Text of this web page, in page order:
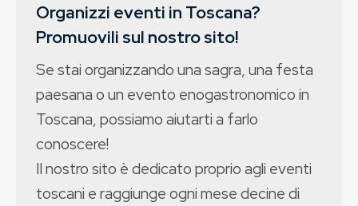
Organizzi eventi in Toscana?
Promuovili sul nostro sito!
Se stai organizzando una sagra, una festa
paesana o un evento enogastronomico in
Toscana, possiamo aiutarti a farlo
conoscere!
Il nostro sito è dedicato proprio agli eventi
toscani e raggiunge ogni mese decine di